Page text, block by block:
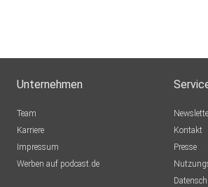
Unternehmen
Team
Karriere
Impressum
Werben auf podcast.de
Kontakt
Presse